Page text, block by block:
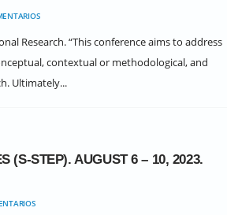
Research. “This conference aims to address
contextual or methodological, and
Ultimately...
(S-STEP). AUGUST 6 – 10, 2023.